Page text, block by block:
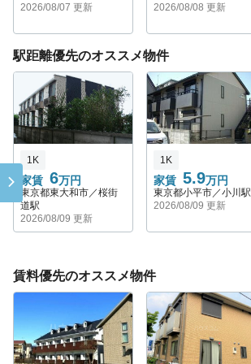
2026/08/07 更新
2026/08/08 更新
駅距離優先のオススメ物件
家賃 6万円
1K
東京都東大和市／桜街
道駅
2026/08/09 更新
家賃 5.9万円
1K
東京都小平市／小川駅
2026/08/09 更新
賃料優先のオススメ物件